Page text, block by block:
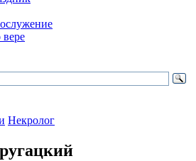
вере
Некролог